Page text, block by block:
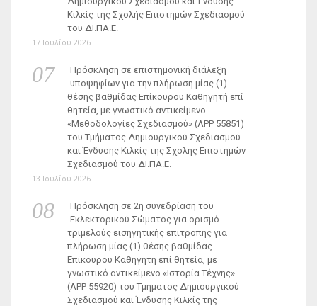
Κιλκίς της Σχολής Επιστημών Σχεδιασμού
του ΔΙ.ΠΑ.Ε.
17 Ιουλίου 2026
Πρόσκληση σε επιστημονική διάλεξη
υποψηφίων για την πλήρωση μίας (1)
θέσης βαθμίδας Επίκουρου Καθηγητή επί
θητεία, με γνωστικό αντικείμενο
«Μεθοδολογίες Σχεδιασμού» (ΑΡΡ 55851)
του Τμήματος Δημιουργικού Σχεδιασμού
και Ένδυσης Κιλκίς της Σχολής Επιστημών
Σχεδιασμού του ΔΙ.ΠΑ.Ε.
13 Ιουλίου 2026
Πρόσκληση σε 2η συνεδρίαση του
Εκλεκτορικού Σώματος για ορισμό
τριμελούς εισηγητικής επιτροπής για
πλήρωση μίας (1) θέσης βαθμίδας
Επίκουρου Καθηγητή επί θητεία, με
γνωστικό αντικείμενο «Ιστορία Τέχνης»
(ΑΡΡ 55920) του Τμήματος Δημιουργικού
Σχεδιασμού και Ένδυσης Κιλκίς της